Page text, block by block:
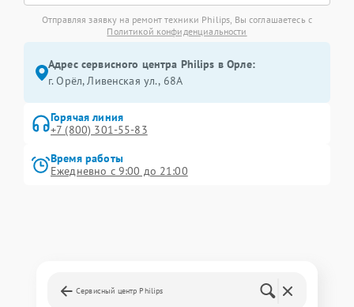
Отправляя заявку на ремонт техники Philips, Вы соглашаетесь с
Политикой конфиденциальности
Адрес сервисного центра Philips в Орле:
г. Орёл, Ливенская ул., 68А
Горячая линия
+7 (800) 301-55-83
Время работы
Ежедневно с 9:00 до 21:00
Сервисный центр Philips